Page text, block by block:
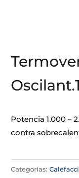
Potencia 1.000 –
contra
Categorías: